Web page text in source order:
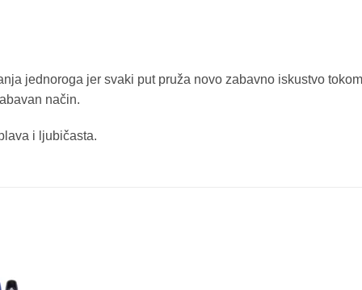
jednoroga jer svaki put pruža novo zabavno iskustvo
način.
i ljubičasta.